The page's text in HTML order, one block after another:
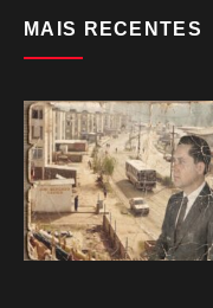
MAIS RECENTES